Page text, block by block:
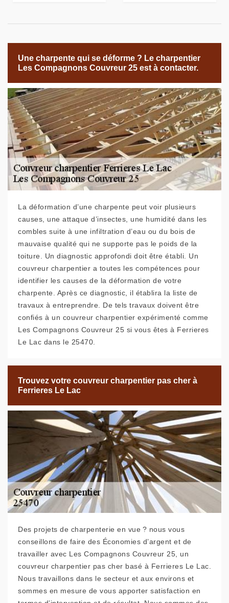
Une charpente qui se déforme ? Le charpentier
Les Compagnons Couvreur 25 est à contacter.
La déformation d’une charpente peut voir plusieurs
causes, une attaque d’insectes, une humidité dans les
combles suite à une infiltration d’eau ou du bois de
mauvaise qualité qui ne supporte pas le poids de la
toiture. Un diagnostic approfondi doit être établi. Un
couvreur charpentier a toutes les compétences pour
identifier les causes de la déformation de votre
charpente. Après ce diagnostic, il établira la liste de
travaux à entreprendre. De tels travaux doivent être
confiés à un couvreur charpentier expérimenté comme
Les Compagnons Couvreur 25 si vous êtes à Ferrieres
Le Lac dans le 25470.
Trouvez votre couvreur charpentier pas cher à
Ferrieres Le Lac
Des projets de charpenterie en vue ? nous vous
conseillons de faire des Économies d’argent et de
travailler avec Les Compagnons Couvreur 25, un
couvreur charpentier pas cher basé à Ferrieres Le Lac.
Nous travaillons dans le secteur et aux environs et
sommes en mesure de vous apporter satisfaction en